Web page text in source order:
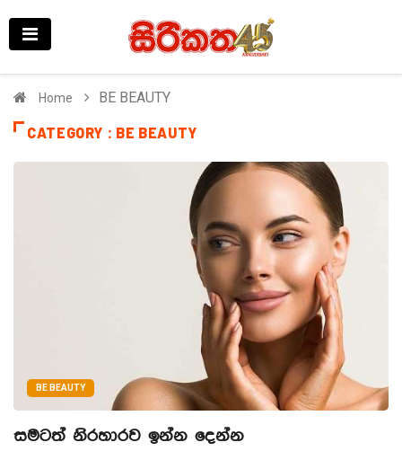
Home BE BEAUTY
CATEGORY : BE BEAUTY
BE BEAUTY
සමටත් නිරහාරව ඉන්න දෙන්න